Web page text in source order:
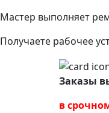
Мастер выполняет
Получаете рабочее
Заказы
в